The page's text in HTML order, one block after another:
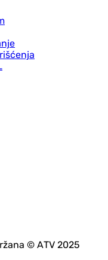
© АTV 2025